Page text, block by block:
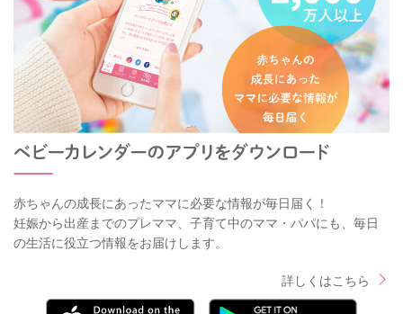
赤ちゃんの成長にあったママに必要な情報が毎日届く！
妊娠から出産までのプレママ、子育て中のママ・パパにも、毎日
の生活に役立つ情報をお届けします。
詳しくはこちら